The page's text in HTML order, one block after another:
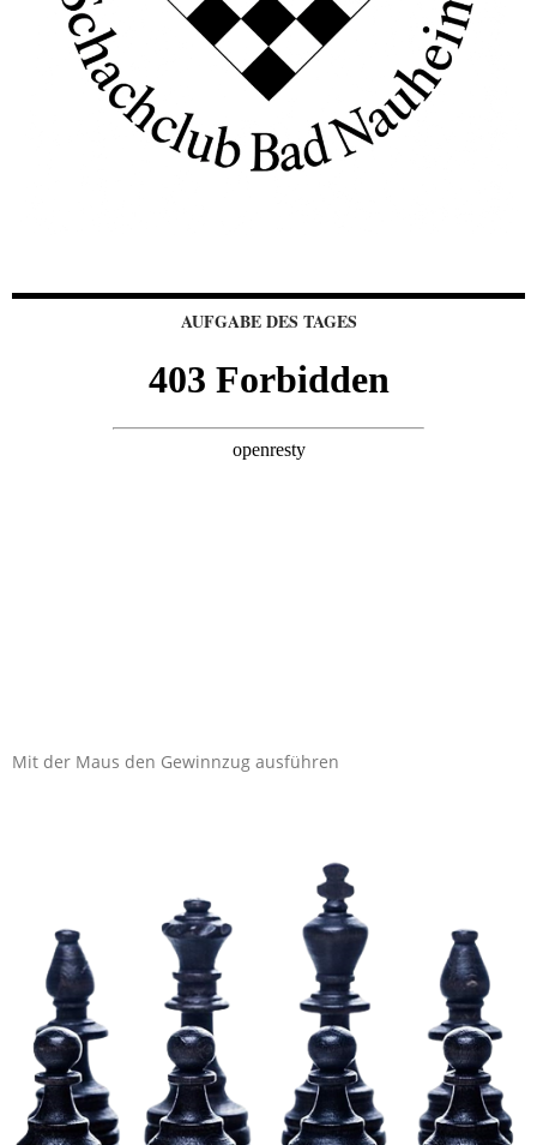
AUFGABE DES TAGES
Mit der Maus den Gewinnzug ausführen